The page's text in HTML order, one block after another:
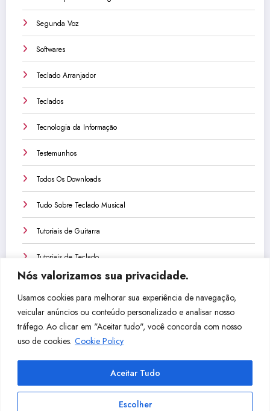
Nós valorizamos sua privacidade.
Usamos cookies para melhorar sua experiência de navegação,
veicular anúncios ou conteúdo personalizado e analisar nosso
tráfego. Ao clicar em "Aceitar tudo", você concorda com nosso
uso de cookies. Cookie Policy
Escolher
Aceitar Tudo
Segunda Voz
Softwares
Teclado Arranjador
Teclados
Tecnologia da Informação
Testemunhos
Todos Os Downloads
Tudo Sobre Teclado Musical
Tutoriais de Guitarra
Tutoriais de Teclado
Tutoriais de Violão
Unboxings e Reviews
VS do Essias